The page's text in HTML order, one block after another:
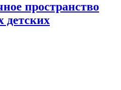
пространство
детских